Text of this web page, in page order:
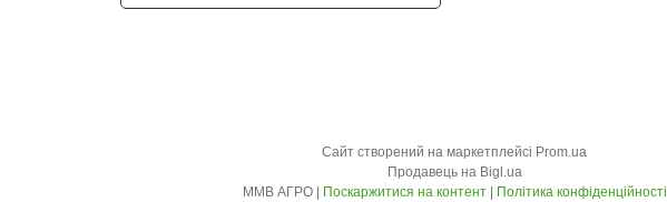
Сайт створений на маркетплейсі Prom.ua
Продавець на Bigl.ua
ММВ АГРО | Поскаржитися на контент | Політика конфіденційності